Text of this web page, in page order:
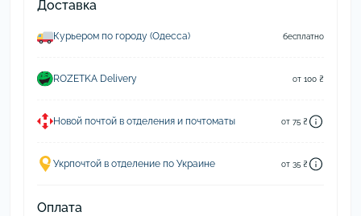
Доставка
Курьером по городу (Одесса) бесплатно
ROZETKA Delivery от 100 ₴
Новой почтой в отделения и почтоматы от 75 ₴
Укрпочтой в отделение по Украине от 35 ₴
Оплата